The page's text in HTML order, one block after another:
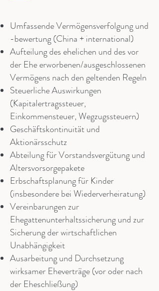
Umfassende Vermögensverfolgung und
-bewertung (China + international)
Aufteilung des ehelichen und des vor
der Ehe erworbenen/ausgeschlossenen
Vermögens nach den geltenden Regeln
Steuerliche Auswirkungen
(Kapitalertragssteuer,
Einkommensteuer, Wegzugssteuern)
Geschäftskontinuität und
Aktionärsschutz
Abteilung für Vorstandsvergütung und
Altersvorsorgepakete
Erbschaftsplanung für Kinder
(insbesondere bei Wiederverheiratung)
Vereinbarungen zur
Ehegattenunterhaltssicherung und zur
Sicherung der wirtschaftlichen
Unabhängigkeit
Ausarbeitung und Durchsetzung
wirksamer Eheverträge (vor oder nach
der Eheschließung)